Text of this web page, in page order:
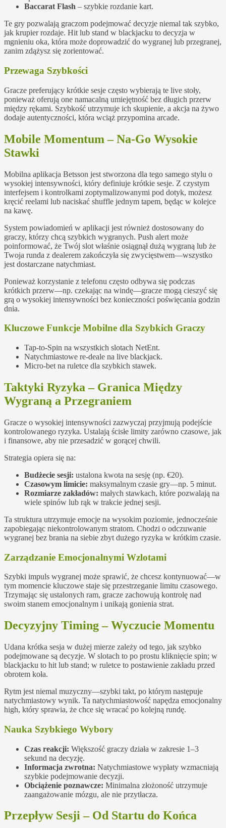
Baccarat Flash – szybkie rozdanie kart.
Te gry pozwalają graczom podejmować decyzje niemal tak szybko,
jak krupier rozdaje. Hit lub stand w blackjacku to decyzja w
mgnieniu oka, która może doprowadzić do wygranej lub przegranej,
zanim zdążysz się zorientować.
Przewaga Szybkości
Gracze preferujący krótkie sesje często wybierają te live stoły,
ponieważ oferują one namacalną umiejętność bez długich przerw
między rękami. Szybkość utrzymuje ich skupienie, a akcja na żywo
dodaje autentyczności, która wciąż przypomina arcade.
Mobile Momentum – Na‑Go Wysokie
Stawki
Mobilna aplikacja Betsson jest stworzona dla tego samego stylu o
wysokiej intensywności, który definiuje krótkie sesje. Z czystym
interfejsem i kontrolkami zoptymalizowanymi pod dotyk, możesz
kręcić reelami lub naciskać shuffle jednym tapem, będąc w kolejce
na kawę.
System powiadomień w aplikacji jest również dostosowany do
graczy, którzy chcą szybkich wygranych. Push alert może
poinformować, że Twój slot właśnie osiągnął dużą wygraną lub że
Twoja runda z dealerem zakończyła się zwycięstwem—wszystko
jest dostarczane natychmiast.
Ponieważ korzystanie z telefonu często odbywa się podczas
krótkich przerw—np. czekając na windę—gracze mogą cieszyć się
grą o wysokiej intensywności bez konieczności poświęcania godzin
dnia.
Kluczowe Funkcje Mobilne dla Szybkich Graczy
Tap‑to‑Spin na wszystkich slotach NetEnt.
Natychmiastowe re‑deale na live blackjack.
Micro‑bet na ruletce dla szybkich stawek.
Taktyki Ryzyka – Granica Między
Wygraną a Przegraniem
Gracze o wysokiej intensywności zazwyczaj przyjmują podejście
kontrolowanego ryzyka. Ustalają ścisłe limity zarówno czasowe, jak
i finansowe, aby nie przesadzić w gorącej chwili.
Strategia opiera się na:
Budżecie sesji: ustalona kwota na sesję (np. €20).
Czasowym limicie: maksymalnym czasie gry—np. 5 minut.
Rozmiarze zakładów: małych stawkach, które pozwalają na
wiele spinów lub rąk w trakcie jednej sesji.
Ta struktura utrzymuje emocje na wysokim poziomie, jednocześnie
zapobiegając niekontrolowanym stratom. Chodzi o odczuwanie
wygranej bez brania na siebie zbyt dużego ryzyka w krótkim czasie.
Zarządzanie Emocjonalnymi Wzlotami
Szybki impuls wygranej może sprawić, że chcesz kontynuować—w
tym momencie kluczowe staje się przestrzeganie limitu czasowego.
Trzymając się ustalonych ram, gracze zachowują kontrolę nad
swoim stanem emocjonalnym i unikają gonienia strat.
Decyzyjny Timing – Wyczucie Momentu
Udana krótka sesja w dużej mierze zależy od tego, jak szybko
podejmowane są decyzje. W slotach to po prostu kliknięcie spin; w
blackjacku to hit lub stand; w ruletce to postawienie zakładu przed
obrotem koła.
Rytm jest niemal muzyczny—szybki takt, po którym następuje
natychmiastowy wynik. Ta natychmiastowość napędza emocjonalny
high, który sprawia, że chce się wracać po kolejną rundę.
Nauka Szybkiego Wybory
Czas reakcji: Większość graczy działa w zakresie 1–3
sekund na decyzję.
Informacja zwrotna: Natychmiastowe wypłaty wzmacniają
szybkie podejmowanie decyzji.
Obciążenie poznawcze: Minimalna złożoność utrzymuje
zaangażowanie mózgu, ale nie przytłacza.
Przepływ Sesji – Od Startu do Końca